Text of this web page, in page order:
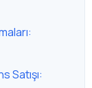
Satışı: